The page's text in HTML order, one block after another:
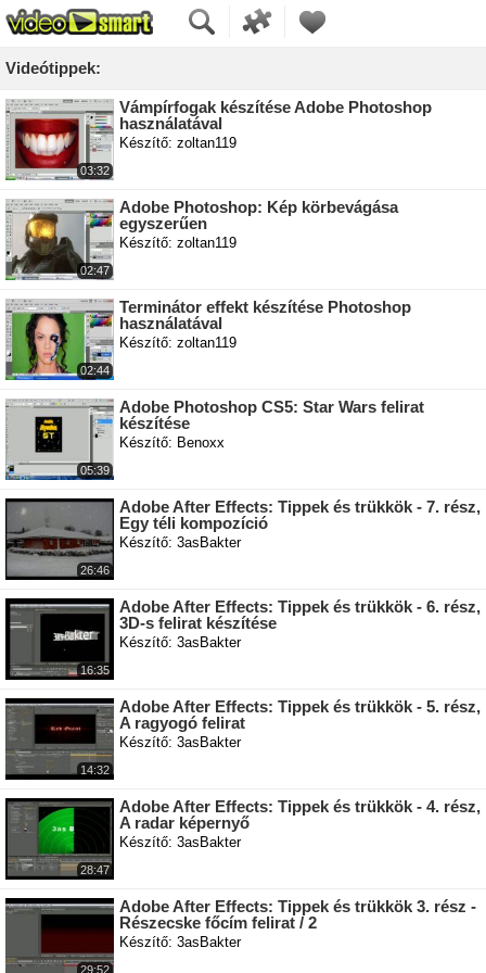
Videótippek:
03:32
Vámpírfogak készítése Adobe Photoshop
használatával
Készítő: zoltan119
02:47
Adobe Photoshop: Kép körbevágása
egyszerűen
Készítő: zoltan119
02:44
Terminátor effekt készítése Photoshop
használatával
Készítő: zoltan119
05:39
Adobe Photoshop CS5: Star Wars felirat
készítése
Készítő: Benoxx
26:46
Adobe After Effects: Tippek és trükkök - 7. rész,
Egy téli kompozíció
Készítő: 3asBakter
16:35
Adobe After Effects: Tippek és trükkök - 6. rész,
3D-s felirat készítése
Készítő: 3asBakter
14:32
Adobe After Effects: Tippek és trükkök - 5. rész,
A ragyogó felirat
Készítő: 3asBakter
28:47
Adobe After Effects: Tippek és trükkök - 4. rész,
A radar képernyő
Készítő: 3asBakter
29:52
Adobe After Effects: Tippek és trükkök 3. rész -
Részecske főcím felirat / 2
Készítő: 3asBakter